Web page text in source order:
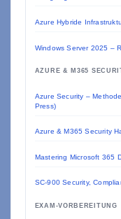
Azure Hybride
Windows Server 2025 –
AZURE & M365
Azure Security –
Press)
Azure & M365 Security
Mastering Microsoft 365
SC-900 Security,
EXAM-VORBEREITUNG